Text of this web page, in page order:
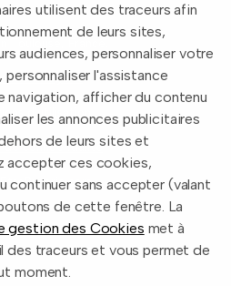
légales
d'utilisation
de confidentialité
utilisent des traceurs afin
de leurs sites,
audiences, personnaliser votre
l'assistance
navigation, afficher du contenu
les annonces publicitaires
de leurs sites et
accepter ces cookies,
continuer sans accepter (valant
de cette fenêtre. La
gestion des Cookies met à
traceurs et vous permet de
moment.